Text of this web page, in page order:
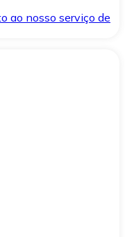
ao nosso serviço de